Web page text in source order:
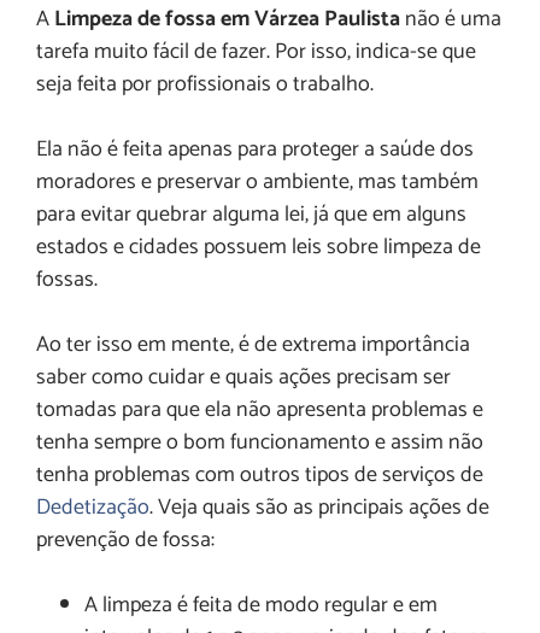
ALimpeza de fossa em Várzea Paulistanão é uma
tarefa muito fácil de fazer. Por isso, indica-se que
seja feita por profissionais o trabalho.
Ela não é feita apenas para proteger a saúde dos
moradores e preservar o ambiente, mas também
para evitar quebrar alguma lei, já que em alguns
estados e cidades possuem leis sobre limpeza de
fossas.
Ao ter isso em mente, é de extrema importância
saber como cuidar e quais ações precisam ser
tomadas para que ela não apresenta problemas e
tenha sempre o bom funcionamento e assim não
tenha problemas com outros tipos de serviços de
Dedetização. Veja quais são as principais ações de
prevenção de fossa:
A limpeza é feita de modo regular e em